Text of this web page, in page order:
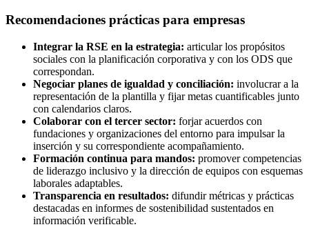
Recomendaciones prácticas para empresas
Integrar la RSE en la estrategia: articular los propósitos
sociales con la planificación corporativa y con los ODS que
correspondan.
Negociar planes de igualdad y conciliación: involucrar a la
representación de la plantilla y fijar metas cuantificables junto
con calendarios claros.
Colaborar con el tercer sector: forjar acuerdos con
fundaciones y organizaciones del entorno para impulsar la
inserción y su correspondiente acompañamiento.
Formación continua para mandos: promover competencias
de liderazgo inclusivo y la dirección de equipos con esquemas
laborales adaptables.
Transparencia en resultados: difundir métricas y prácticas
destacadas en informes de sostenibilidad sustentados en
información verificable.